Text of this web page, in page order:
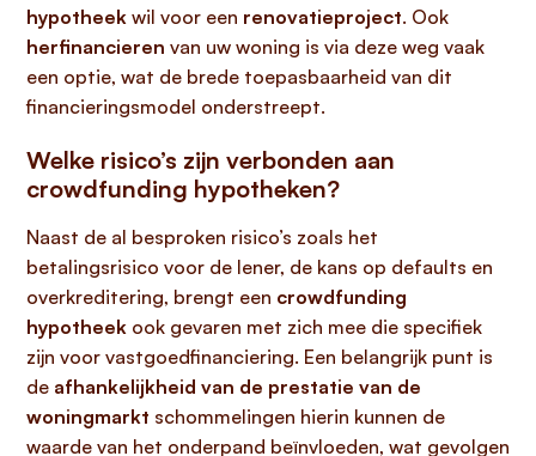
hypotheek wil voor een renovatieproject. Ook
herfinancieren van uw woning is via deze weg vaak
een optie, wat de brede toepasbaarheid van dit
financieringsmodel onderstreept.
Welke risico’s zijn verbonden aan
crowdfunding hypotheken?
Naast de al besproken risico’s zoals het
betalingsrisico voor de lener, de kans op defaults en
overkreditering, brengt een crowdfunding
hypotheek ook gevaren met zich mee die specifiek
zijn voor vastgoedfinanciering. Een belangrijk punt is
de afhankelijkheid van de prestatie van de
woningmarkt schommelingen hierin kunnen de
waarde van het onderpand beïnvloeden, wat gevolgen